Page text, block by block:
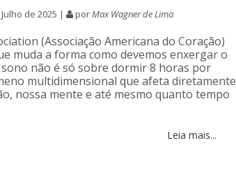
de 2025 | porMax Wagner de Lima
(Associação Americana do Coração)
muda a forma como devemos enxergar o
não é só sobre dormir 8 horas por
multidimensional que afeta diretamente
nossa mente e até mesmo quanto tempo
Leia mais...